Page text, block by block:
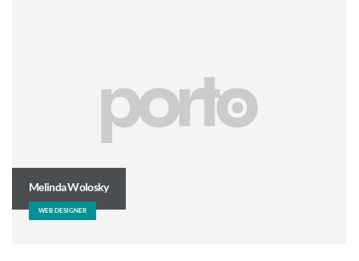
Melinda Wolosky
WEB DESIGNER